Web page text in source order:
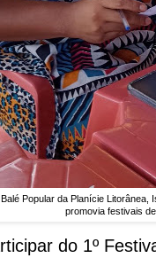
Popular da Planície
promovia festivais
do 1º